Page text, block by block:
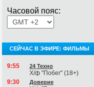
Часовой пояс:
СЕЙЧАС В ЭФИРЕ: ФИЛЬМЫ
9:55 24 Техно
Х/ф "Побег" (18+)
9:30
Доверие